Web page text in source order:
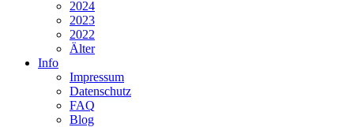
2024
2023
2022
Älter
Info
Impressum
Datenschutz
FAQ
Blog